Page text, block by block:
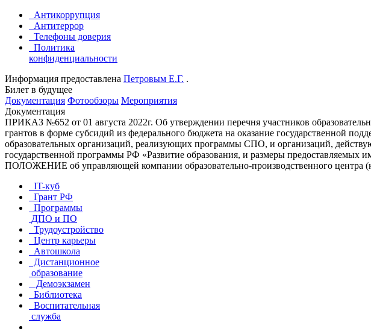
Антикоррупция
Антитеррор
Телефоны доверия
Политика
конфиденциальности
Информация предоставлена Петровым Е.Г. .
Билет в будущее
Документация Фотообзоры Мероприятия
Документация
ПРИКАЗ №652 от 01 августа 2022г. Об утверждении перечня участников
грантов в форме субсидий из федерального бюджета на оказание государственной
образовательных организаций, реализующих программы СПО, и организаций,
государственной программы РФ «Развитие образования, и размеры предоставляемых
ПОЛОЖЕНИЕ об управляющей компании образовательно-производственного центра
IT-куб
Грант РФ
Программы
ДПО и ПО
Трудоустройство
Центр карьеры
Автошкола
Дистанционное
образование
Демоэкзамен
Библиотека
Воспитательная
служба